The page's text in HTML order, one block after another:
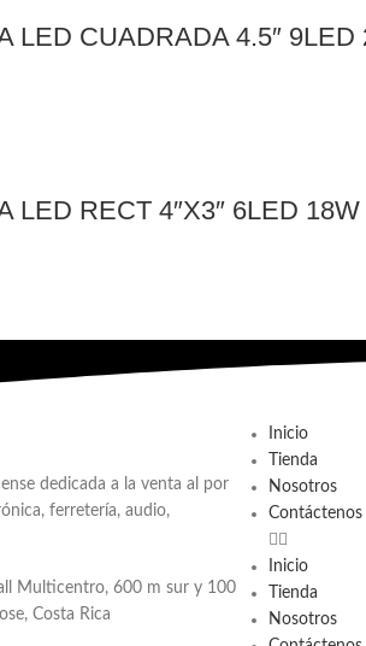
LED CUADRADA 4.5″
LED RECT 4″X3″ 6LED
dedicada a la venta al por
ferretería, audio,
Multicentro, 600 m sur y 100
Costa Rica
Inicio
Tienda
Nosotros
Contáctenos
Inicio
Tienda
Nosotros